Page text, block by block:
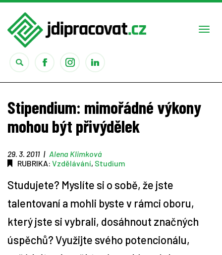
Obory
Seriály
Tipy
Stipendium: mimořádné výkony
mohou být přivýdělek
29. 3. 2011 | Alena Klimková
RUBRIKA: Vzdělávání, Studium
Studujete? Myslíte si o sobě, že jste
talentovaní a mohli byste v rámci oboru,
který jste si vybrali, dosáhnout značných
úspěchů? Využijte svého potencionálu,